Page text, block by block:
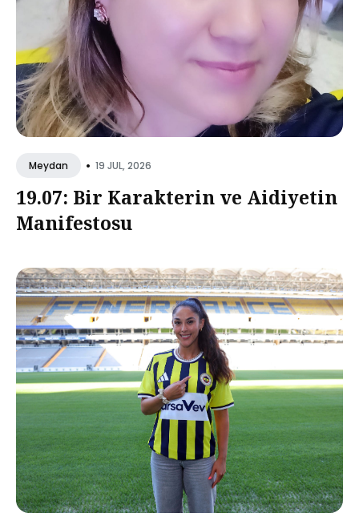
Meydan • 19 JUL, 2026
19.07: Bir Karakterin ve Aidiyetin
Manifestosu